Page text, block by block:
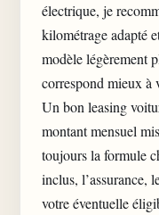
électrique, je
kilométrage adapté
modèle légèrement
correspond mieux à
Un bon leasing
montant mensuel
toujours la formule
inclus, l’assurance,
votre éventuelle